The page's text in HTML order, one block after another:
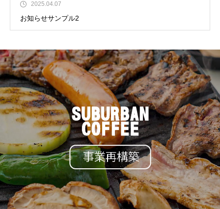
2025.04.07
お知らせサンプル2